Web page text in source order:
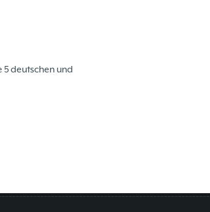
5 deutschen und